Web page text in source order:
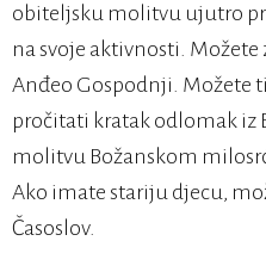
obiteljsku molitvu ujutro
na svoje aktivnosti.
Anđeo Gospodnji. Možete
pročitati kratak odlomak
molitvu Božanskom
Ako imate stariju djecu,
Časoslov.